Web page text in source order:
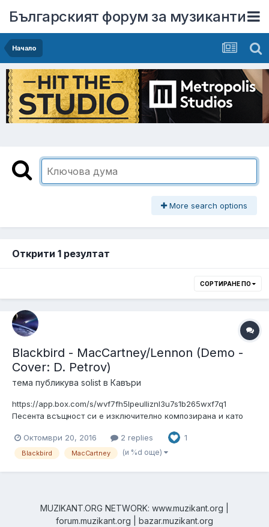
Българският форум за музиканти
Начало
More search options
Открити 1 резултат
СОРТИРАНЕ ПО
Blackbird - MacCartney/Lennon (Demo -
Cover: D. Petrov)
тема публикува solist в Кавъри
https://app.box.com/s/wvf7fh5lpeulliznl3u7s1b265wxf7q1
Песента всъщност си е изключително композирана и като
Мартин зад пулта, разбира се...) - но по онова време, когато
Бийтълс са съществували като група, е било прието (и по
Октомври 20, 2016 2 replies 1
Blackbird MacCartney (и %d още)
MUZIKANT.ORG NETWORK: www.muzikant.org |
forum.muzikant.org | bazar.muzikant.org